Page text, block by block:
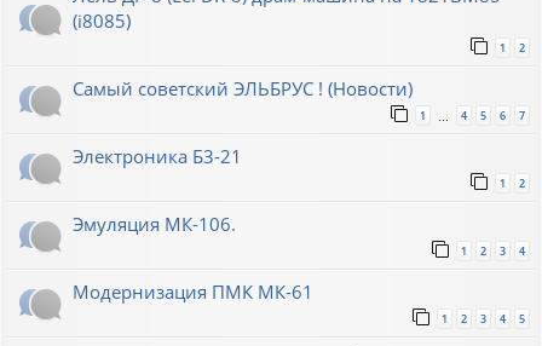
(i8085)
1 2
Самый советский ЭЛЬБРУС ! (Новости)
1 … 4 5 6 7
Электроника Б3-21
1 2
Эмуляция МК-106.
1 2 3 4
Модернизация ПМК МК-61
1 2 3 4 5